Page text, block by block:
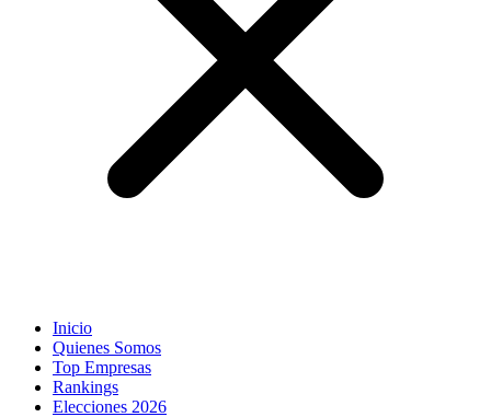
Inicio
Quienes Somos
Top Empresas
Rankings
Elecciones 2026